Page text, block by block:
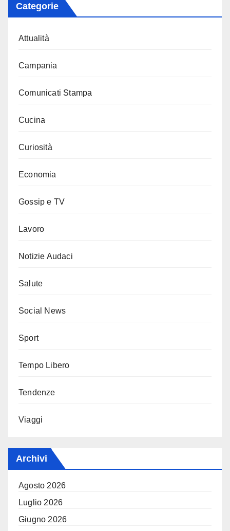
Categorie
Attualità
Campania
Comunicati Stampa
Cucina
Curiosità
Economia
Gossip e TV
Lavoro
Notizie Audaci
Salute
Social News
Sport
Tempo Libero
Tendenze
Viaggi
Archivi
Agosto 2026
Luglio 2026
Giugno 2026